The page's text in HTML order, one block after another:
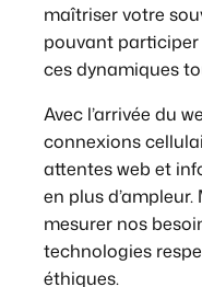
maîtriser votre
pouvant participer
ces dynamiques
Avec l’arrivée du
connexions
attentes web et
en plus
mesurer nos
technologies
éthiques.